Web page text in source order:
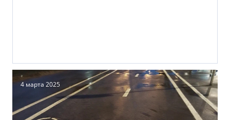
4 марта 2025